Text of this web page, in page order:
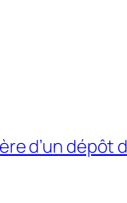
d’un dépôt